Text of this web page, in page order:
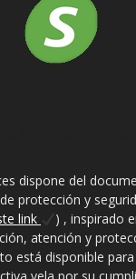
dispone del
protección y
link
) , inspirado
atención y
está disponible